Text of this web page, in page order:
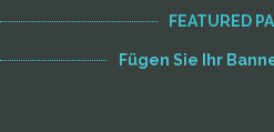
FEATURED
Fügen Sie Ihr